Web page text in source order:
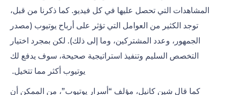
المشاهدات التي تحصل عليها في كل فيديو. كما ذكرنا من قبل،
توجد الكثير من العوامل التي تؤثر على أرباح يوتيوب (مصدر
الجمهور، وعدد المشتركين، وما إلى ذلك). لكن بمجرد اختيار
التخصص السليم وتنفيذ استراتيجية صحيحة، سوف يدفع لك
يوتيوب أكثر مما تتخيل.
كما قال شين كانيل، مؤلف “أسرار يوتيوب”، من الممكن أن